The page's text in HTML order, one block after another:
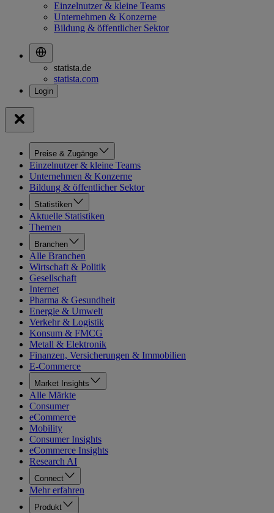
Einzelnutzer & kleine Teams
Unternehmen & Konzerne
Bildung & öffentlicher Sektor
statista.de
statista.com
Preise & Zugänge
Einzelnutzer & kleine Teams
Unternehmen & Konzerne
Bildung & öffentlicher Sektor
Statistiken
Aktuelle Statistiken
Themen
Branchen
Alle Branchen
Wirtschaft & Politik
Gesellschaft
Internet
Pharma & Gesundheit
Energie & Umwelt
Verkehr & Logistik
Konsum & FMCG
Metall & Elektronik
Finanzen, Versicherungen & Immobilien
E-Commerce
Market Insights
Alle Märkte
Consumer
eCommerce
Mobility
Consumer Insights
eCommerce Insights
Research AI
Connect
Mehr erfahren
Produkt